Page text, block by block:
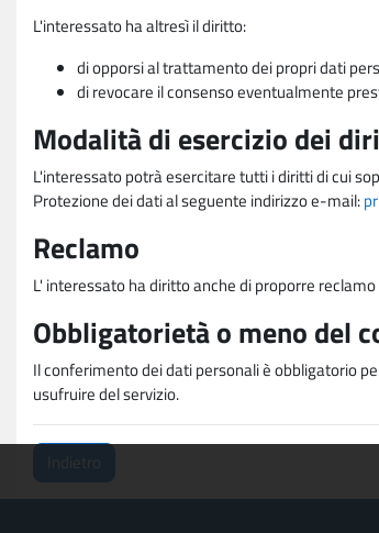
L'interessato ha altresì il diritto:
di opporsi al trattamento dei propri dati
di revocare il consenso eventualmente
Modalità di esercizio dei
L'interessato potrà esercitare tutti i diritti di cui
Protezione dei dati al seguente indirizzo e-mail:
Reclamo
L' interessato ha diritto anche di proporre
Obbligatorietà o meno del
Il conferimento dei dati personali è obbligatorio
usufruire del servizio.
Indietro